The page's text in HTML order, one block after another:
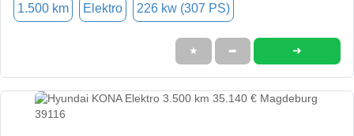
1.500 km Elektro 226 kw (307 PS)
★ ➦ ➜